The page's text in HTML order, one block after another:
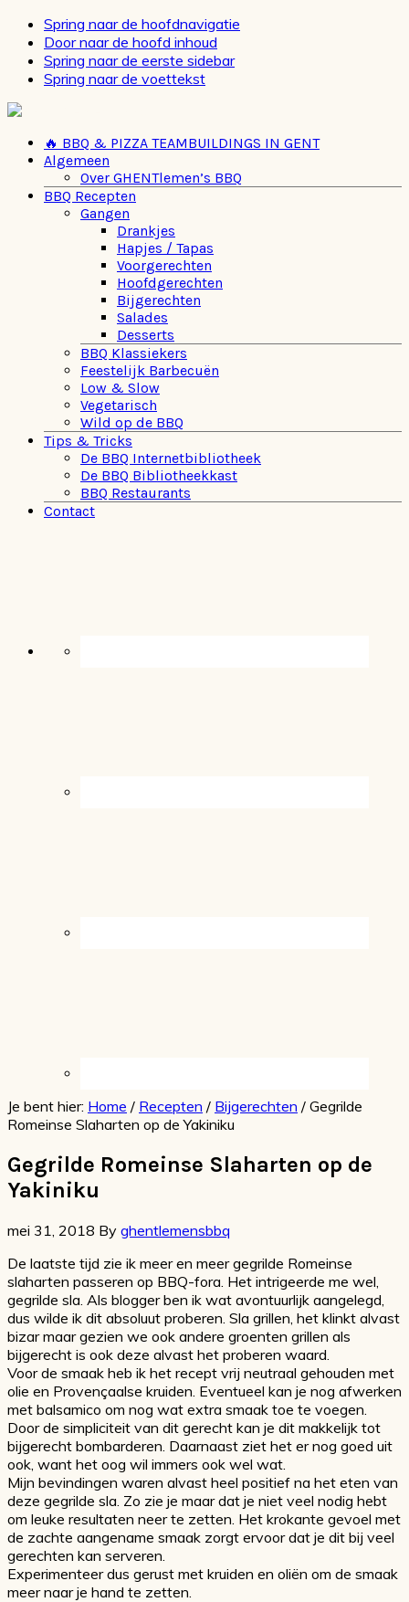
Spring naar de hoofdnavigatie
Door naar de hoofd inhoud
Spring naar de eerste sidebar
Spring naar de voettekst
🔥 BBQ & PIZZA TEAMBUILDINGS IN GENT
Algemeen
Over GHENTlemen’s BBQ
BBQ Recepten
Gangen
Drankjes
Hapjes / Tapas
Voorgerechten
Hoofdgerechten
Bijgerechten
Salades
Desserts
BBQ Klassiekers
Feestelijk Barbecuën
Low & Slow
Vegetarisch
Wild op de BBQ
Tips & Tricks
De BBQ Internetbibliotheek
De BBQ Bibliotheekkast
BBQ Restaurants
Contact
Je bent hier: Home / Recepten / Bijgerechten / Gegrilde
Romeinse Slaharten op de Yakiniku
Gegrilde Romeinse Slaharten op de
Yakiniku
mei 31, 2018 By ghentlemensbbq
De laatste tijd zie ik meer en meer gegrilde Romeinse
slaharten passeren op BBQ-fora. Het intrigeerde me wel,
gegrilde sla. Als blogger ben ik wat avontuurlijk aangelegd,
dus wilde ik dit absoluut proberen. Sla grillen, het klinkt alvast
bizar maar gezien we ook andere groenten grillen als
bijgerecht is ook deze alvast het proberen waard.
Voor de smaak heb ik het recept vrij neutraal gehouden met
olie en Provençaalse kruiden. Eventueel kan je nog afwerken
met balsamico om nog wat extra smaak toe te voegen.
Door de simpliciteit van dit gerecht kan je dit makkelijk tot
bijgerecht bombarderen. Daarnaast ziet het er nog goed uit
ook, want het oog wil immers ook wel wat.
Mijn bevindingen waren alvast heel positief na het eten van
deze gegrilde sla. Zo zie je maar dat je niet veel nodig hebt
om leuke resultaten neer te zetten. Het krokante gevoel met
de zachte aangename smaak zorgt ervoor dat je dit bij veel
gerechten kan serveren.
Experimenteer dus gerust met kruiden en oliën om de smaak
meer naar je hand te zetten.